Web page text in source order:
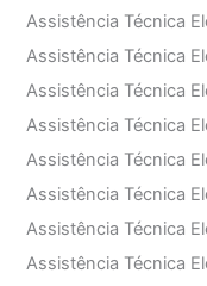
Assistência Técnica
Assistência Técnica
Assistência Técnica
Assistência Técnica
Assistência Técnica
Assistência Técnica
Assistência Técnica
Assistência Técnica